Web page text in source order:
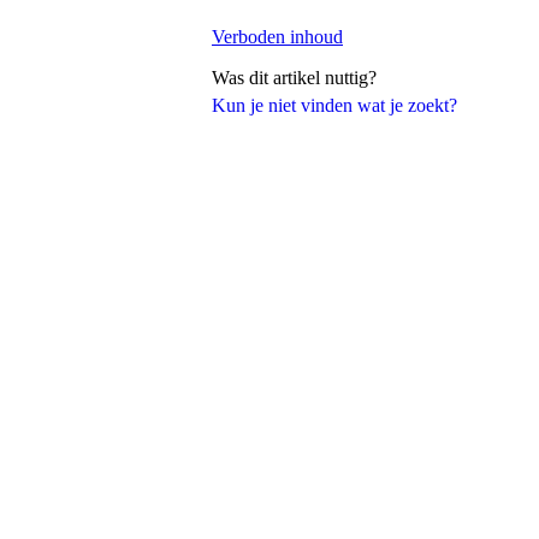
Kun je niet vinden wat je zoekt?
Verboden inhoud
Was dit artikel nuttig?